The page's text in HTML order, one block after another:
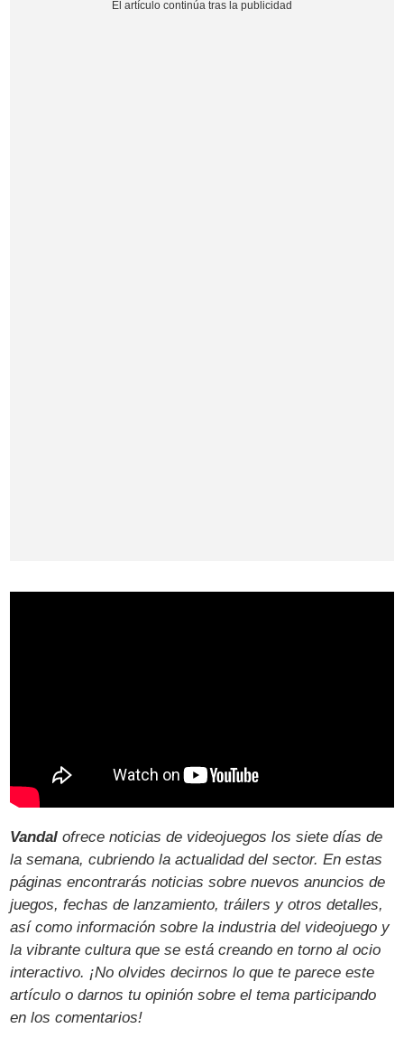
Vandal ofrece noticias de videojuegos los siete días de
la semana, cubriendo la actualidad del sector. En estas
páginas encontrarás noticias sobre nuevos anuncios de
juegos, fechas de lanzamiento, tráilers y otros detalles,
así como información sobre la industria del videojuego y
la vibrante cultura que se está creando en torno al ocio
interactivo. ¡No olvides decirnos lo que te parece este
artículo o darnos tu opinión sobre el tema participando
en los comentarios!